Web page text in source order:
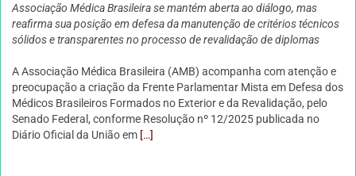
Associação Médica Brasileira se mantém aberta ao diálogo, mas
reafirma sua posição em defesa da manutenção de critérios técnicos
sólidos e transparentes no processo de revalidação de diplomas
A Associação Médica Brasileira (AMB) acompanha com atenção e
preocupação a criação da Frente Parlamentar Mista em Defesa dos
Médicos Brasileiros Formados no Exterior e da Revalidação, pelo
Senado Federal, conforme Resolução nº 12/2025 publicada no
Diário Oficial da União em[…]